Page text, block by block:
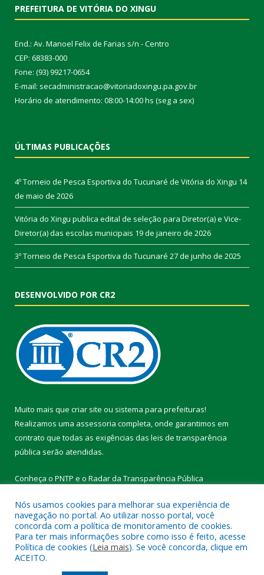
PREFEITURA DE VITÓRIA DO XINGU
End.: Av. Manoel Felix de Farias s/n - Centro
CEP: 68383-000
Fone: (93) 99217-0654
E-mail: secadministracao@vitoriadoxingu.pa.gov.br
Horário de atendimento: 08:00-14:00 hs (seg a sex)
ÚLTIMAS PUBLICAÇÕES
4º Torneio de Pesca Esportiva do Tucunaré de Vitória do Xingu 14
de maio de 2026
Vitória do Xingu publica edital de seleção para Diretor(a) e Vice-
Diretor(a) das escolas municipais 19 de janeiro de 2026
3º Torneio de Pesca Esportiva do Tucunaré 27 de junho de 2025
DESENVOLVIDO POR CR2
Muito mais que criar site ou sistema para prefeituras!
Realizamos uma assessoria completa, onde garantimos em
contrato que todas as exigências das leis de transparência
pública serão atendidas.
Conheça o PNTP e o Radar da Transparência Pública
Todos os direitos reservados a Prefeitura Municipal de Vitória do
Xingu.
Nós usamos cookies para melhorar sua experiência de
navegação no portal. Ao utilizar nosso portal, você
concorda com a política de monitoramento de cookies.
Para ter mais informações sobre como isso é feito, acesse
Política de cookies (Leia mais). Se você concorda, clique em
ACEITO.